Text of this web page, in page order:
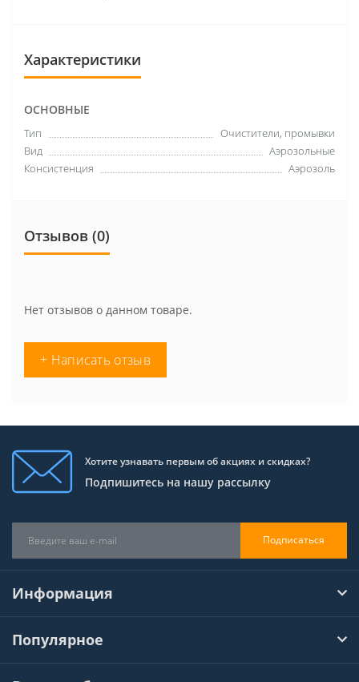
Характеристики
ОСНОВНЫЕ
Тип
Очистители, промывки
Вид
Аэрозольные
Консистенция
Аэрозоль
Отзывов (0)
Нет отзывов о данном товаре.
+ Написать отзыв
Хотите узнавать первым об акциях и скидках?
Подпишитесь на нашу рассылку
Подписаться
Информация
Популярное